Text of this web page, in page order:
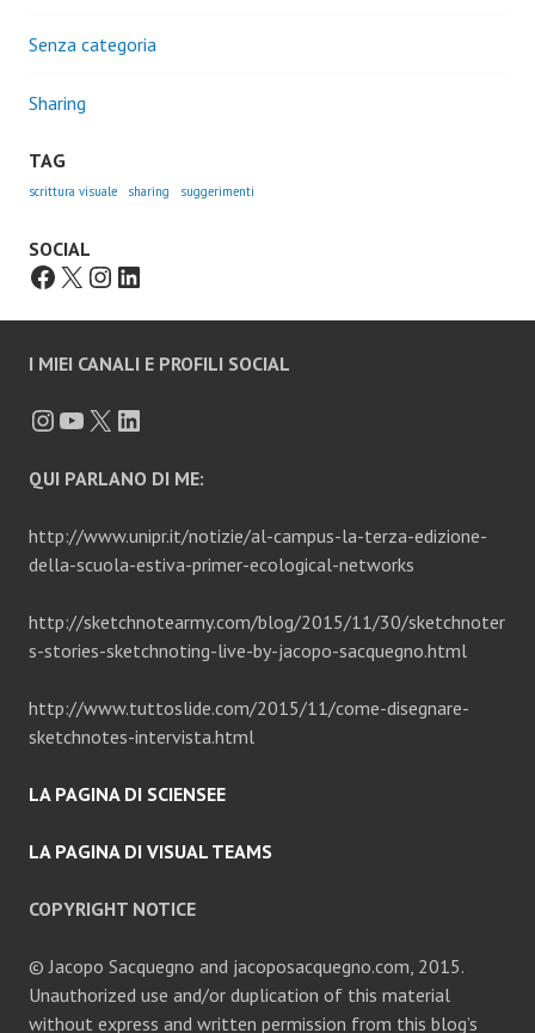
Senza categoria
Sharing
TAG
scrittura visuale sharing suggerimenti
SOCIAL
I MIEI CANALI E PROFILI SOCIAL
QUI PARLANO DI ME:
http://www.unipr.it/notizie/al-campus-la-terza-edizione-
della-scuola-estiva-primer-ecological-networks
http://sketchnotearmy.com/blog/2015/11/30/sketchnoter
s-stories-sketchnoting-live-by-jacopo-sacquegno.html
http://www.tuttoslide.com/2015/11/come-disegnare-
sketchnotes-intervista.html
LA PAGINA DI SCIENSEE
LA PAGINA DI VISUAL TEAMS
COPYRIGHT NOTICE
© Jacopo Sacquegno and jacoposacquegno.com, 2015.
Unauthorized use and/or duplication of this material
without express and written permission from this blog’s